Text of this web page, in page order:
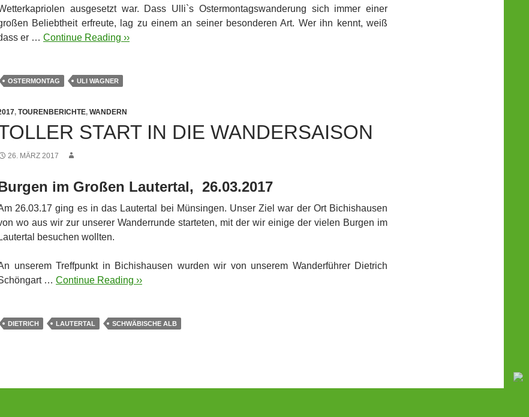
ausgesetzt war. Dass Ulli`s Ostermontagswanderung sich immer einer
Beliebtheit erfreute, lag zu einem an seiner besonderen Art. Wer ihn kennt, weiß
er … Continue Reading ››
OSTERMONTAG ULI WAGNER
, TOURENBERICHTE, WANDERN
START IN DIE WANDERSAISON
26. MÄRZ 2017
im Großen Lautertal, 26.03.2017
26.03.17 ging es in das Lautertal bei Münsingen. Unser Ziel war der Ort Bichishausen
wo aus wir zur unserer Wanderrunde starteten, mit der wir einige der vielen Burgen im
Lautertal besuchen wollten.
unserem Treffpunkt in Bichishausen wurden wir von unserem Wanderführer Dietrich
… Continue Reading ››
DIETRICH LAUTERTAL SCHWÄBISCHE ALB